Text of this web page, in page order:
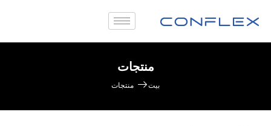
منتجات
بيت منتجات